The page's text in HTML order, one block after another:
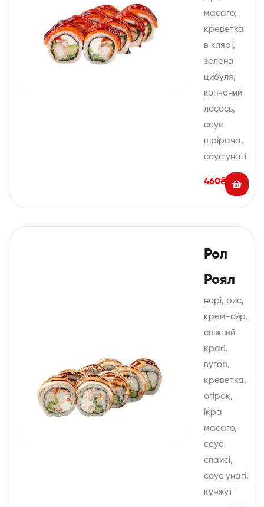
масаго,
креветка
в клярі,
зелена
цибуля,
копчений
лосось,
соус
шрірача,
соус унагі
460₴
Рол
Роял
норі, рис,
крем-сир,
сніжний
краб,
вугор,
креветка,
огірок,
ікра
масаго,
соус
спайсі,
соус унагі,
кунжут